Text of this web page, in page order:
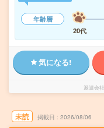
年齢層
20代
気になる!
派遣会社
未読 掲載日 2026/08/06